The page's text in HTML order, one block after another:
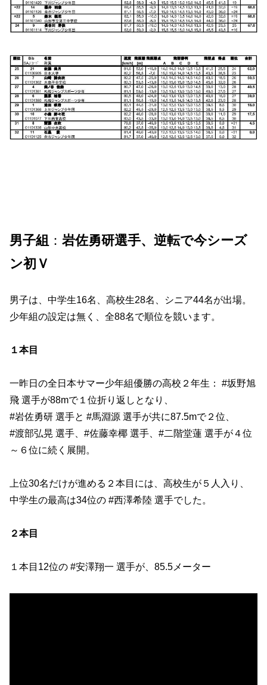
男子組 ： 岩佐勇研選手、逆転で今シーズ
ン初Ｖ
男子は、中学生16名、高校生28名、シニア44名が出場。
少年組の設定は無く、全88名で順位を競います。
１本目
一昨日の全日本サマー少年組優勝の高校２年生： #坂野旭
飛 選手が88mで１位折り返しとなり、
#岩佐勇研 選手と #馬淵源 選手が共に87.5mで２位、
#渡部弘晃 選手、#佐藤幸椰 選手、#二階堂蓮 選手が４位
～６位に続く展開。
上位30名だけが進める２本目には、高校生が５人入り、
中学生の最高は34位の #西澤希陸 選手でした。
２本目
１本目12位の #安澤翔一 選手が、85.5メーター